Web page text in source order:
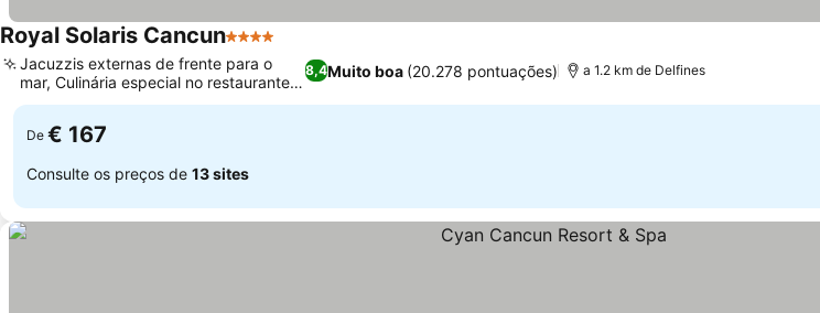
Royal Solaris Cancun4 Estrelas
8,4Muito boa (20.278 pontuações)
Jacuzzis externas de frente para o
mar, Culinária especial no restaurante
Marco Polo
a 1.2 km de Delfines
De € 167
Consulte os preços de 13 sites